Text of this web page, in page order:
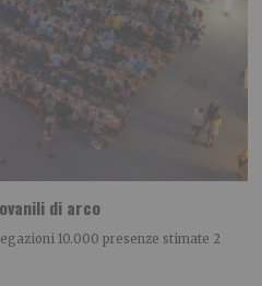
di arco
10.000 presenze stimate 2